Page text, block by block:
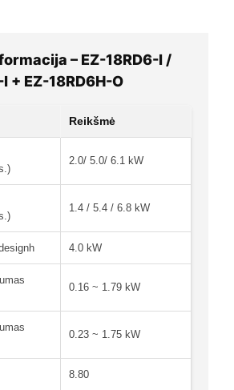
– EZ-18RD6-I /
+ EZ-18RD6H-O
Reikšmė
2.0/ 5.0/ 6.1 kW
1.4 / 5.4 / 6.8 kW
4.0 kW
0.16 ~ 1.79 kW
0.23 ~ 1.75 kW
8.80